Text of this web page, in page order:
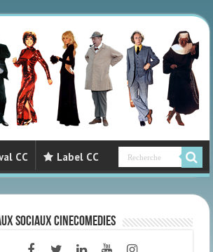
CC Label CC
sociaux CineComedies